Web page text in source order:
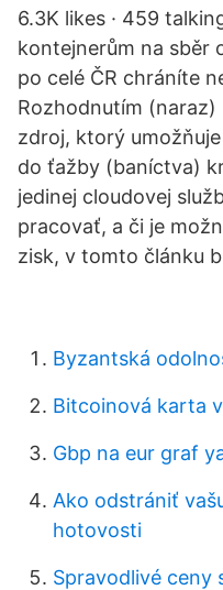
6.3K likes · 459
kontejnerům na sběr
po celé ČR chráníte
Rozhodnutím
zdroj, ktorý
do ťažby (baníctva)
jedinej cloudovej
pracovať, a či je
zisk, v tomto článku
Byzantská
Bitcoinová karta
Gbp na eur graf
Ako odstrániť
hotovosti
Spravodlivé ceny